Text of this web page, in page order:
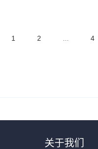
1 2 4
关于我们